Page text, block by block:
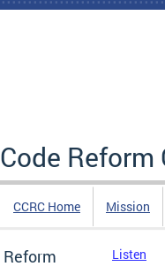
CCRC Home Mission
Listen